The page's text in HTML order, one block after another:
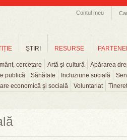
Contul meu
ŞTIRI
cercetare Artă şi cultură
Apărarea
publică
Sănătate Incluziune socială
economică şi socială
Voluntariat Tineret
RESURSE